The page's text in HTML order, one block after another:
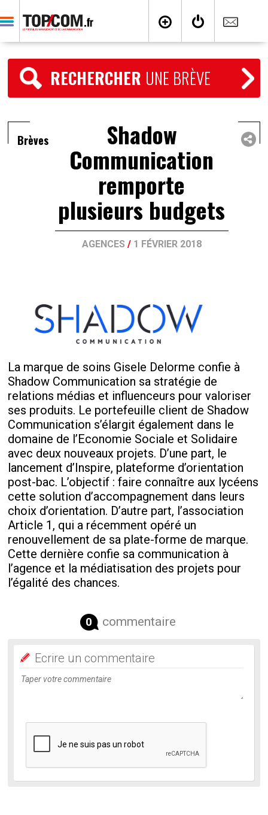
RECHERCHER UNE BRÈVE
Brèves Shadow
Communication
remporte
plusieurs budgets
AGENCES / 1 FÉVRIER 2018
La marque de soins Gisele Delorme confie à
Shadow Communication sa stratégie de
relations médias et influenceurs pour valoriser
ses produits. Le portefeuille client de Shadow
Communication s’élargit également dans le
domaine de l’Economie Sociale et Solidaire
avec deux nouveaux projets. D’une part, le
lancement d’Inspire, plateforme d’orientation
post-bac. L’objectif : faire connaître aux lycéens
cette solution d’accompagnement dans leurs
choix d’orientation. D’autre part, l’association
Article 1, qui a récemment opéré un
renouvellement de sa plate-forme de marque.
Cette dernière confie sa communication à
l’agence et la médiatisation des projets pour
l’égalité des chances.
0 commentaire
Ecrire un commentaire